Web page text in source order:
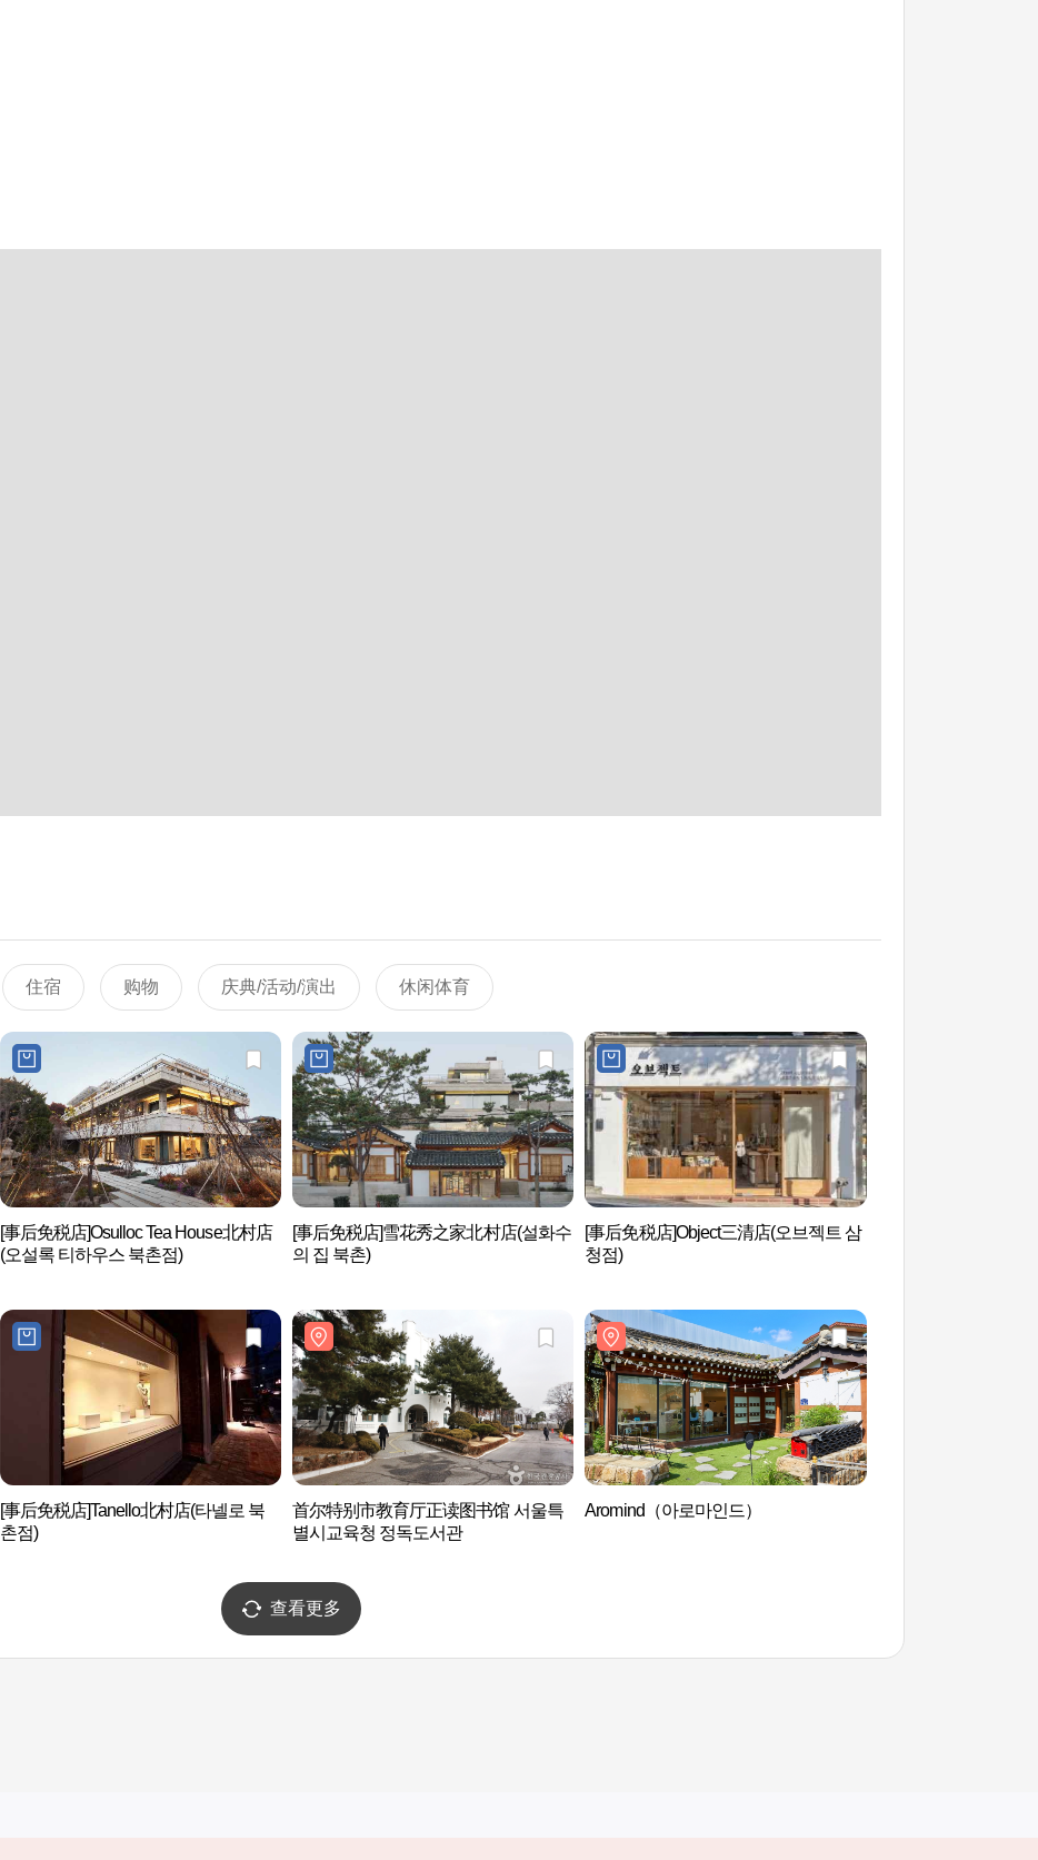
住宿 购物 庆典/活动/演出 休闲体育
[事后免税店]Osulloc Tea House北村店
(오설록 티하우스 북촌점)
[事后免税店]雪花秀之家北村店(설화수
의 집 북촌)
[事后免税店]Object三清店(오브젝트 삼
청점)
[事后免税店]Tanello北村店(타넬로 북
촌점)
首尔特别市教育厅正读图书馆 서울특
별시교육청 정독도서관
Aromind（아로마인드）
查看更多